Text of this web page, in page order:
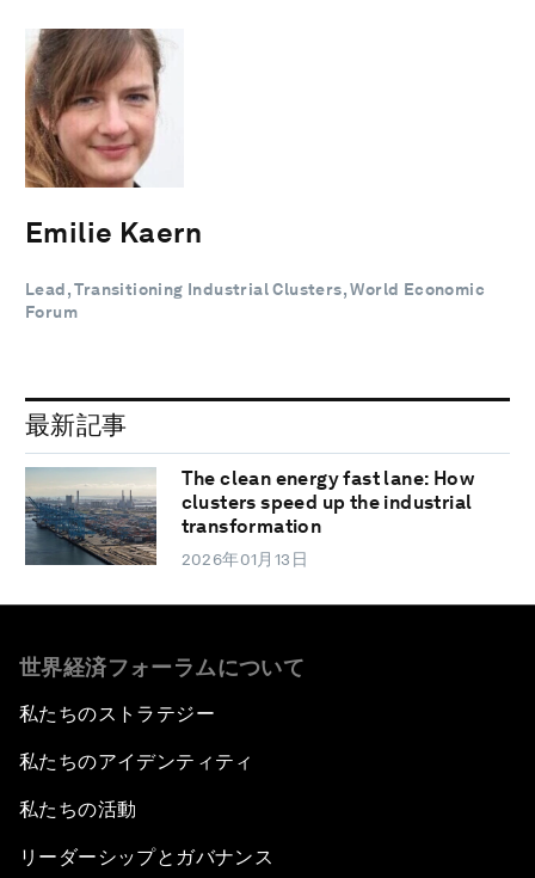
Emilie Kaern
Lead, Transitioning Industrial Clusters, World Economic
Forum
最新記事
The clean energy fast lane: How
clusters speed up the industrial
transformation
2026年01月13日
世界経済フォーラムについて
私たちのストラテジー
私たちのアイデンティティ
私たちの活動
リーダーシップとガバナンス